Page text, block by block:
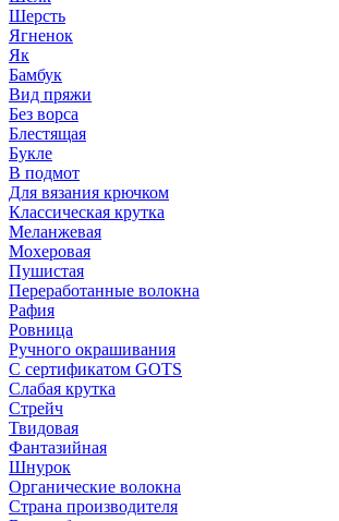
Шерсть
Ягненок
Як
Бамбук
Вид пряжи
Без ворса
Блестящая
Букле
В подмот
Для вязания крючком
Классическая крутка
Меланжевая
Мохеровая
Пушистая
Переработанные волокна
Рафия
Ровница
Ручного окрашивания
С сертификатом GOTS
Слабая крутка
Стрейч
Твидовая
Фантазийная
Шнурок
Органические волокна
Страна производителя